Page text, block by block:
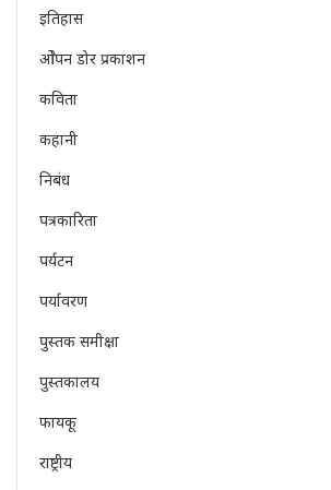
इतिहास
ओेपन डोर प्रकाशन
कविता
कहानी
निबंध
पत्रकारिता
पर्यटन
पर्यावरण
पुस्तक समीक्षा
पुस्तकालय
फायकू
राष्ट्रीय